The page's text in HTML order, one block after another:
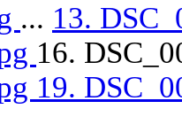
... 13.
16.
19.